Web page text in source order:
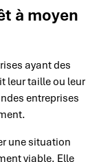
à moyen
ayant des
leur taille ou leur
entreprises
une situation
viable. Elle